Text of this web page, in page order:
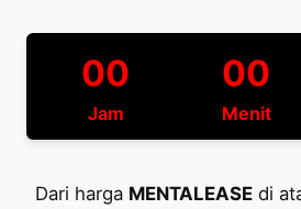
00
Jam
00
Menit
Dari harga MENTALEASE di